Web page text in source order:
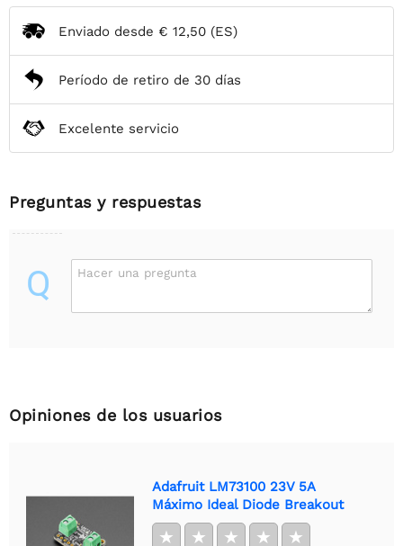
Enviado desde € 12,50 (ES)
Período de retiro de 30 días
Excelente servicio
Preguntas y respuestas
Q Hacer una pregunta
Opiniones de los usuarios
Adafruit LM73100 23V 5A
Máximo Ideal Diode Breakout
★ ★ ★ ★ ★